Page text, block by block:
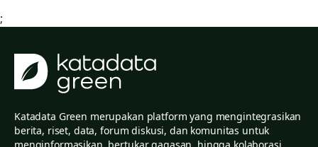
;
Katadata Green merupakan platform yang mengintegrasikan
berita, riset, data, forum diskusi, dan komunitas untuk
menginformasikan, bertukar gagasan, hingga kolaborasi